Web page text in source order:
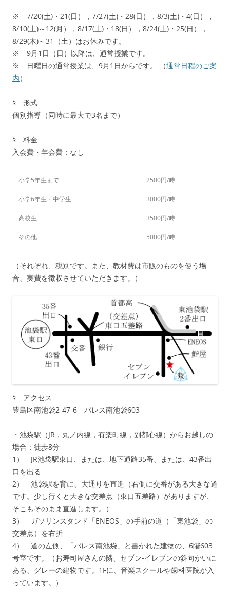
※ 7/20(土)・21(日），7/27(土)・28(日），8/3(土)・4(日），
8/10(土)～12(月），8/17(土)・18(日），8/24(土)・25(日），
8/29(木)～31（土）はお休みです。
※ 9月1日（日）以降は、通常授業です。
※ 日曜日の通常授業は、9月1日からです。 （通常日程のご案
内）
§ 形式
個別指導（同時に最大で3名まで）
§ 料金
入会費・年会費：なし
小学5年生まで 2500円/時
小学6年生・中学生 3000円/時
高校生 3500円/時
その他 5000円/時
（それぞれ、税別です。また、教材費は市販のものを使う場
合、実費を徴収させていただきます。）
§ アクセス
豊島区南池袋2-47-6 パレス南池袋603
・池袋駅（JR，丸ノ内線，有楽町線，副都心線）からお越しの
場合：徒歩8分
1） JR池袋駅東口、または、地下通路35番、または、43番出
口を出る
2） 池袋駅を背に、大通りを直進（右側に交番がある大きな道
です。少し行くと大きな交差点（東口五差路）がありますが、
そこもそのまま直進します。）
3） ガソリンスタンド「ENEOS」の手前の道（「東池袋」の
交差点）を右折
4） 道の左側、「パレス南池袋」と書かれた建物の、6階603
号室です。（お寿司屋さんの隣、セブン-イレブンの斜向かいに
ある、グレーの建物です。1Fに、音楽スクールや歯科医院が入
っています。）